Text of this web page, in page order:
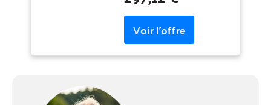
Lentille moderne : la lentille
panoramique inclinée à 180°
utilise la technologie anti-
buée, anti-fuite et anti-
vertiges. Ajustement